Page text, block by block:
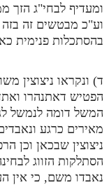
ומעדיף לבחי"ג הזך
וע"כ מבטשים זה
בהסתכלות פנימית
ד) ונקראו ניצוצין
הפטיש דאתנהרו
המשל דומה לנמשל
מאירים כרגע
ניצוצין שבכאן וכן
הסתלקות הזווג
נאבדו משם, כי אין